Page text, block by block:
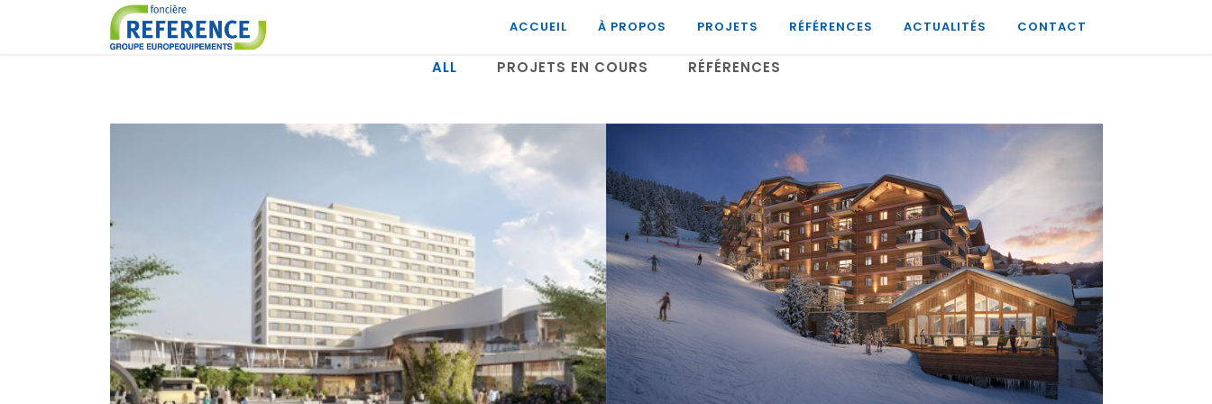
ACCUEIL À PROPOS PROJETS RÉFÉRENCES ACTUALITÉS CONTACT
ALL PROJETS EN COURS RÉFÉRENCES
Revry
Logements
ZOOM VIEW
Le Coeur des Cimes
Logements
ZOOM VIEW